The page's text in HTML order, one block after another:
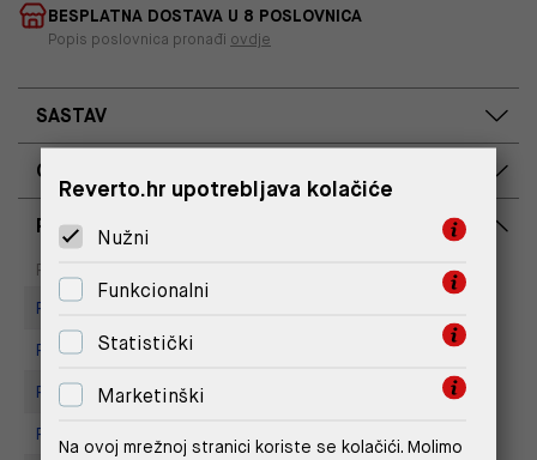
BESPLATNA DOSTAVA U 8 POSLOVNICA
Popis poslovnica pronađi ovdje
SASTAV
OPIS PROIZVODA
RASPOLOŽIVOST PO POSLOVNICAMA
Poslovnica
Na upit
Replay store, Arena centar
Replay Store, Mall of Split
Replay Store, City Center One
Replay Store, Supernova Zadar
Reverto.hr upotrebljava kolačiće
Nužni
Funkcionalni
Statistički
Marketinški
Na ovoj mrežnoj stranici koriste se kolačići. Molimo